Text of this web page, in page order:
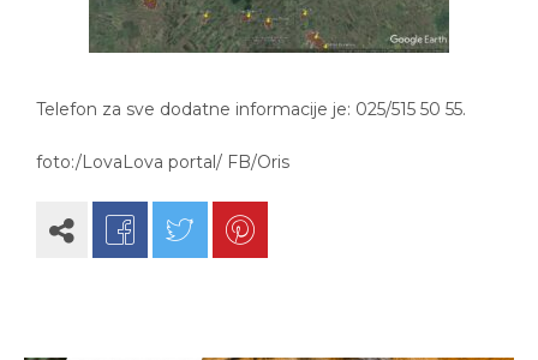
Telefon za sve dodatne informacije je: 025/515 50 55.
foto:/LovaLova portal/ FB/Oris